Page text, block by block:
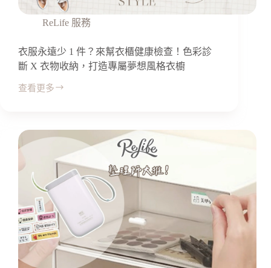
ReLife 服務
衣服永遠少 1 件？來幫衣櫃健康檢查！色彩診
斷 X 衣物收納，打造專屬夢想風格衣櫥
查看更多